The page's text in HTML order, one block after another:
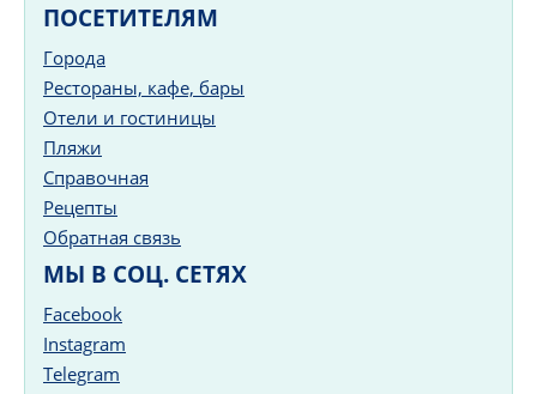
ПОСЕТИТЕЛЯМ
Города
Рестораны, кафе, бары
Отели и гостиницы
Пляжи
Справочная
Рецепты
Обратная связь
МЫ В СОЦ. СЕТЯХ
Facebook
Instagram
Telegram